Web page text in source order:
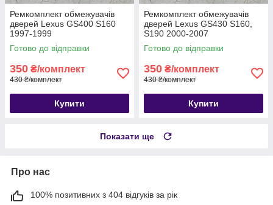
Ремкомплект обмежувачів
дверей Lexus GS400 S160
1997-1999
Готово до відправки
350 ₴/комплект
430 ₴/комплект
Купити
Ремкомплект обмежувачів
дверей Lexus GS430 S160,
S190 2000-2007
Готово до відправки
350 ₴/комплект
430 ₴/комплект
Купити
Показати ще
Про нас
100% позитивних з 404 відгуків за рік